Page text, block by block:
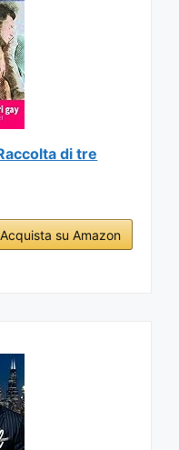
di tre
Acquista su Amazon